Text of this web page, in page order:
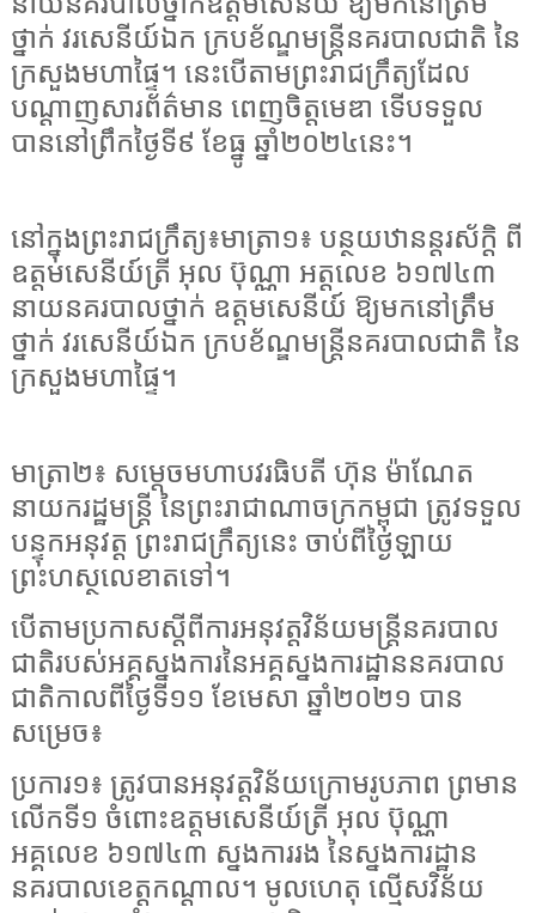
ថ្នាក់ វរសេនីយ៍ឯក ក្របខ័ណ្ឌមន្ត្រីនគរបាលជាតិ នៃ
ក្រសួងមហាផ្ទៃ។ នេះបើតាមព្រះរាជក្រឹត្យដែល
បណ្ដាញសារព័ត៌មាន ពេញចិត្តមេឌា ទើបទទួល
បាននៅព្រឹកថ្ងៃទី៩ ខែធ្នូ ឆ្នាំ២០២៤នេះ។
នៅក្នុងព្រះរាជក្រឹត្យ៖មាត្រា១៖ បន្ថយឋានន្តរស័ក្តិ ពី
ឧត្តមសេនីយ៍ត្រី អុល ប៊ុណ្ណា អត្តលេខ ៦១៧៤៣
នាយនគរបាលថ្នាក់ ឧត្តមសេនីយ៍ ឱ្យមកនៅត្រឹម
ថ្នាក់ វរសេនីយ៍ឯក ក្របខ័ណ្ឌមន្ត្រីនគរបាលជាតិ នៃ
ក្រសួងមហាផ្ទៃ។
មាត្រា២៖ សម្តេចមហាបវរធិបតី ហ៊ុន ម៉ាណែត
នាយករដ្ឋមន្ត្រី នៃព្រះរាជាណាចក្រកម្ពុជា ត្រូវទទួល
បន្ទុកអនុវត្ត ព្រះរាជក្រឹត្យនេះ ចាប់ពីថ្ងៃឡាយ
ព្រះហស្ថលេខាតទៅ។
បើតាមប្រកាសស្តីពីការអនុវត្តវិន័យមន្ត្រីនគរបាល
ជាតិរបស់អគ្គស្នងការនៃអគ្គស្នងការដ្ឋាននគរបាល
ជាតិកាលពីថ្ងៃទី១១ ខែមេសា ឆ្នាំ២០២១ បាន
សម្រេច៖
ប្រការ១៖ ត្រូវបានអនុវត្តវិន័យក្រោមរូបភាព ព្រមាន
លើកទី១ ចំពោះឧត្តមសេនីយ៍ត្រី អុល ប៊ុណ្ណា
អគ្គលេខ ៦១៧៤៣ ស្នងការរង នៃស្នងការដ្ឋាន
នគរបាលខេត្តកណ្តាល។ មូលហេតុ ល្មើសវិន័យ